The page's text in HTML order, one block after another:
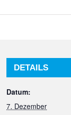
DETAILS
Datum:
7. Dezember